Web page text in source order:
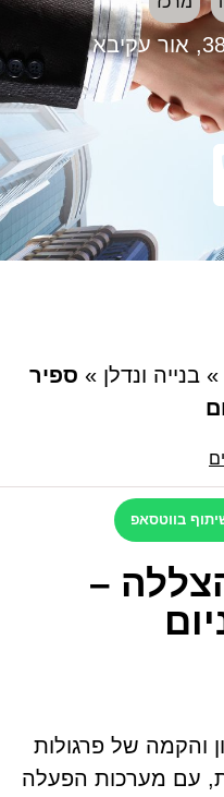
» בנייה ונדלן » ספיר
בווטסאפ
–
והקמה של פרגולות
עם מערכות הפעלה